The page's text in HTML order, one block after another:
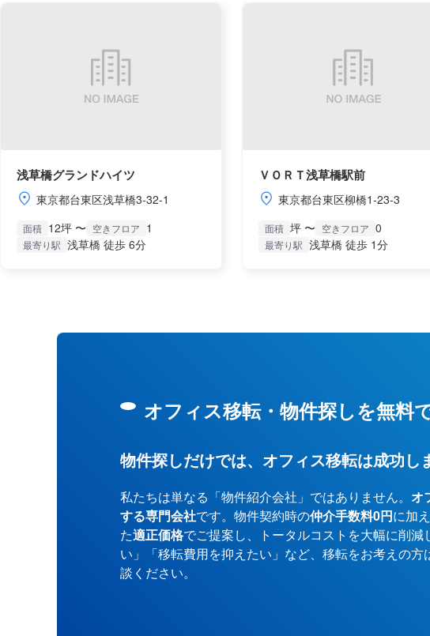
浅草橋グランドハイツ
東京都台東区浅草橋3-32-1
面積 12坪 〜 空きフロア 1
最寄り駅 浅草橋 徒歩 6分
ＶＯＲＴ浅草橋駅前
東京都台東区柳橋1-23-3
面積 坪 〜 空きフロア 0
最寄り駅 浅草橋 徒歩 1分
オフィス移転・物件探しを無料
物件探しだけでは、オフィス移転は成功し
私たちは単なる「物件紹介会社」ではありません。 オ
する専門会社です。物件契約時の仲介手数料0円に加
た適正価格でご提案し、トータルコストを大幅に削
い」「移転費用を抑えたい」など、移転をお考えの
談ください。